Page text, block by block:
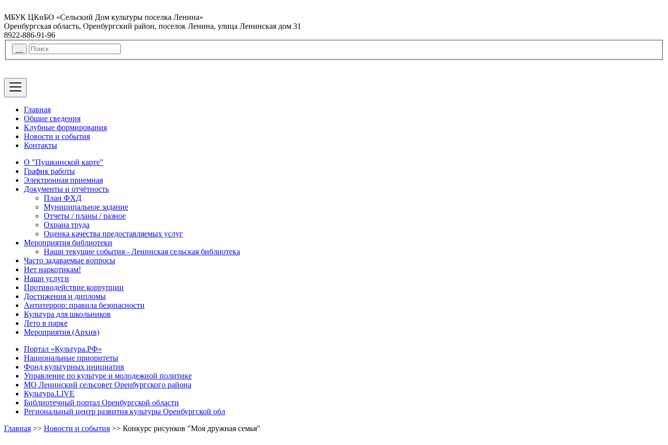
МБУК ЦКиБО «Сельский Дом культуры поселка Ленина»
Оренбургская область, Оренбургский район, поселок Ленина, улица Ленинская дом 31
8922-886-91-96
Главная
Общие сведения
Клубные формирования
Новости и события
Контакты
О "Пушкинской карте"
График работы
Электронная приемная
Документы и отчётность
План ФХД
Муниципальное задание
Отчеты / планы / разное
Охрана труда
Оценка качества предоставляемых услуг
Мероприятия библиотеки
Наши текущие события - Ленинская сельская библиотека
Часто задаваемые вопросы
Нет наркотикам!
Наши услуги
Противодействие коррупции
Достижения и дипломы
Антитеррор: правила безопасности
Культура для школьников
Лето в парке
Мероприятия (Архив)
Портал «Культура.РФ»
Национальные приоритеты
Фонд культурных инициатив
Управление по культуре и молодежной политике
МО Ленинский сельсовет Оренбургского района
Культура.LIVE
Библиотечный портал Оренбургской области
Региональный центр развития культуры Оренбургской обл
Главная >> Новости и события >> Конкурс рисунков "Моя дружная семья"